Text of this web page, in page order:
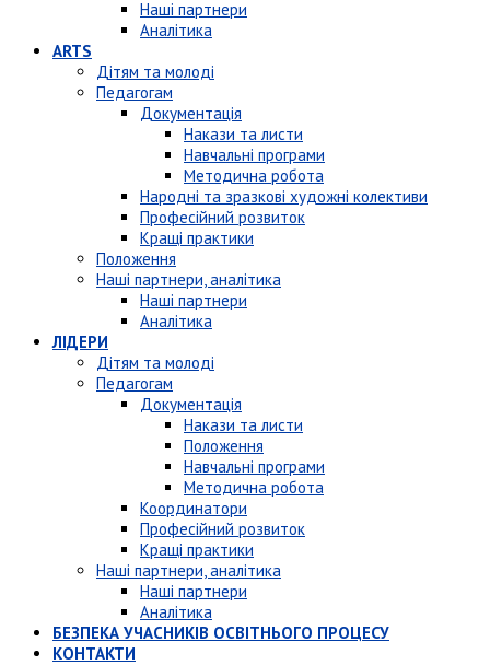
Наші партнери
Аналітика
ARTS
Дітям та молоді
Педагогам
Документація
Накази та листи
Навчальні програми
Методична робота
Народні та зразкові художні колективи
Професійний розвиток
Кращі практики
Положення
Наші партнери, аналітика
Наші партнери
Аналітика
ЛІДЕРИ
Дітям та молоді
Педагогам
Документація
Накази та листи
Положення
Навчальні програми
Методична робота
Координатори
Професійний розвиток
Кращі практики
Наші партнери, аналітика
Наші партнери
Аналітика
БЕЗПЕКА УЧАСНИКІВ ОСВІТНЬОГО ПРОЦЕСУ
КОНТАКТИ